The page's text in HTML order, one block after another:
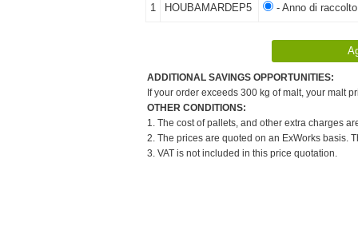
1 HOUBAMARDEP5 - Anno di
ADDITIONAL SAVINGS OPPORTUNITIES:
If your order exceeds 300 kg of malt, your malt
OTHER CONDITIONS:
1. The cost of pallets, and other extra charges
2. The prices are quoted on an ExWorks basis.
3. VAT is not included in this price quotation.